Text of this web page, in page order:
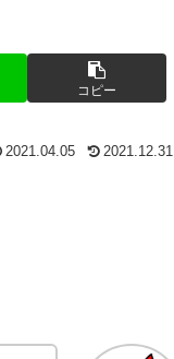
コピー
2021.04.05 2021.12.31